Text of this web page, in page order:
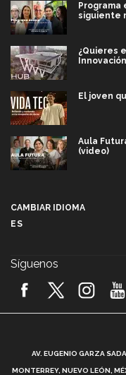
Programa
siguiente
¿Quieres
El joven
Aula
(video)
2026!
¿Cómo es
CAMBIAR IDIOMA
ES
Síguenos
AV. EUGENIO GARZA
MONTERREY, NUEVO LEÓN,